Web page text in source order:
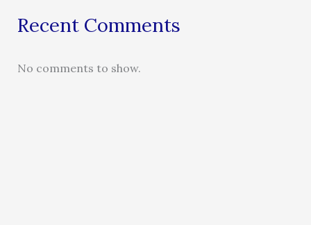
Recent Comments
No comments to show.